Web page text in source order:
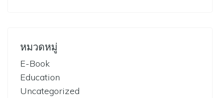
หมวดหมู่
E-Book
Education
Uncategorized